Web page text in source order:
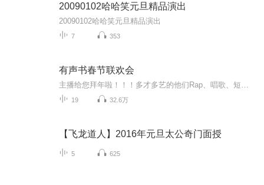
20090102哈哈笑元旦精品演出
20090102哈哈笑元旦精品演出
7 353
有声书春节联欢会
19 32.6万
【飞龙道人】2016年元旦太公奇门面授
5 625